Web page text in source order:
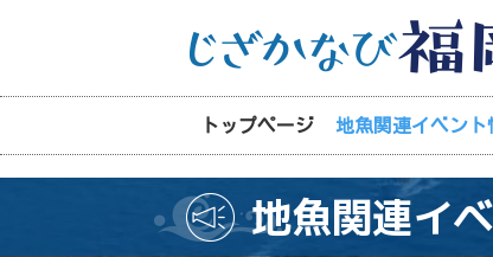
トップページ 地魚関連イベント
地魚関連イ